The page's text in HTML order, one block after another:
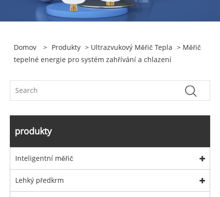
Domov > Produkty > Ultrazvukový Měřič Tepla > Měřič
tepelné energie pro systém zahřívání a chlazení
produkty
Inteligentní měřič
Lehký předkrm